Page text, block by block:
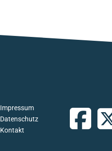
Kontakt
Datenschutz
Impressum